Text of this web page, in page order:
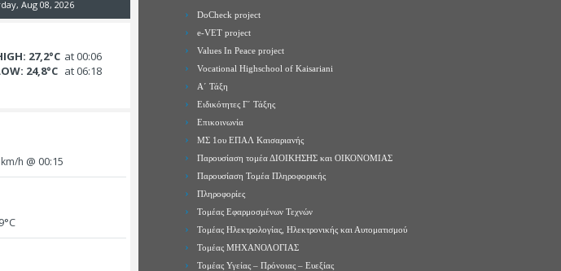
DoCheck project
e-VET project
Values In Peace project
Vocational Highschool of Kaisariani
Α΄ Τάξη
Ειδικότητες Γ΄ Τάξης
Επικοινωνία
ΜΣ 1ου ΕΠΑΛ Καισαριανής
Παρουσίαση τομέα ΔΙΟΙΚΗΣΗΣ και ΟΙΚΟΝΟΜΙΑΣ
Παρουσίαση Τομέα Πληροφορικής
Πληροφορίες
Τομέας Εφαρμοσμένων Τεχνών
Τομέας Ηλεκτρολογίας, Ηλεκτρονικής και Αυτοματισμού
Τομέας ΜΗΧΑΝΟΛΟΓΙΑΣ
Τομέας Υγείας – Πρόνοιας – Ευεξίας